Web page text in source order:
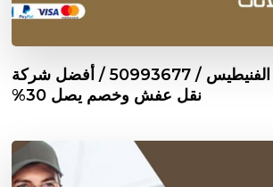
نقل اثاث في الفنيطيس / 50993677 / أفضل شركة
نقل عفش وخصم يصل 30%